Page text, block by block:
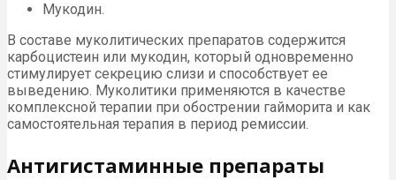
Мукодин.
В составе муколитических препаратов содержится
карбоцистеин или мукодин, который одновременно
стимулирует секрецию слизи и способствует ее
выведению. Муколитики применяются в качестве
комплексной терапии при обострении гайморита и как
самостоятельная терапия в период ремиссии.
Антигистаминные препараты